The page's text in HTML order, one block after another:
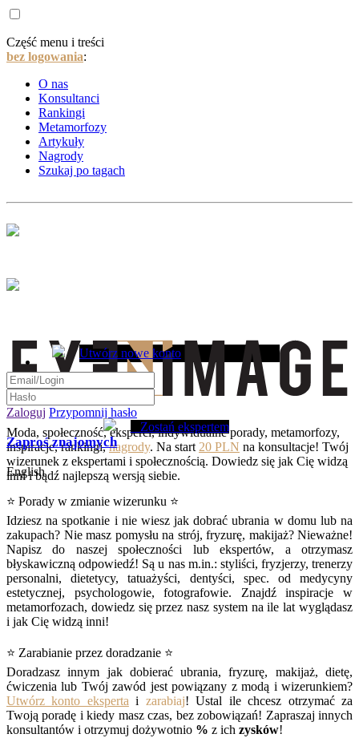
Część menu i treści
bez logowania:
O nas
Konsultanci
Rankingi
Metamorfozy
Artykuły
Nagrody
Szukaj po tagach
Moda, społeczność, eksperci, indywidualne porady, metamorfozy,
inspiracje, rankingi,nagrody. Na start 20 PLN na konsultacje! Twój
wizerunek z ekspertami i społecznością. Dowiedz się jak Cię widzą
inni i bądź najlepszą wersją siebie.
Utwórz nowe konto
Zaloguj Przypomnij hasło
Zostań ekspertem
Zaproś znajomych
English
⭐ Porady w zmianie wizerunku ⭐
Idziesz na spotkanie i nie wiesz jak dobrać ubrania w domu lub na
zakupach? Nie masz pomysłu na strój, fryzurę, makijaż? Nieważne!
Napisz do naszej społeczności lub ekspertów, a otrzymasz
błyskawiczną odpowiedź! Są u nas m.in.: styliści, fryzjerzy, trenerzy
personalni, dietetycy, tatuażyści, dentyści, spec. od medycyny
estetycznej, psychologowie, fotografowie. Znajdź inspiracje w
metamorfozach, dowiedz się przez nasz system na ile lat wyglądasz
i jak Cię widzą inni!
⭐ Zarabianie przez doradzanie ⭐
Doradzasz innym jak dobierać ubrania, fryzurę, makijaż, dietę,
ćwiczenia lub Twój zawód jest powiązany z modą i wizerunkiem?
Utwórz konto eksperta i zarabiaj! Ustal ile chcesz otrzymać za
Twoją poradę i kiedy masz czas, bez zobowiązań! Zapraszaj innych
konsultantów i otrzymuj dożywotnio % z ich zysków!